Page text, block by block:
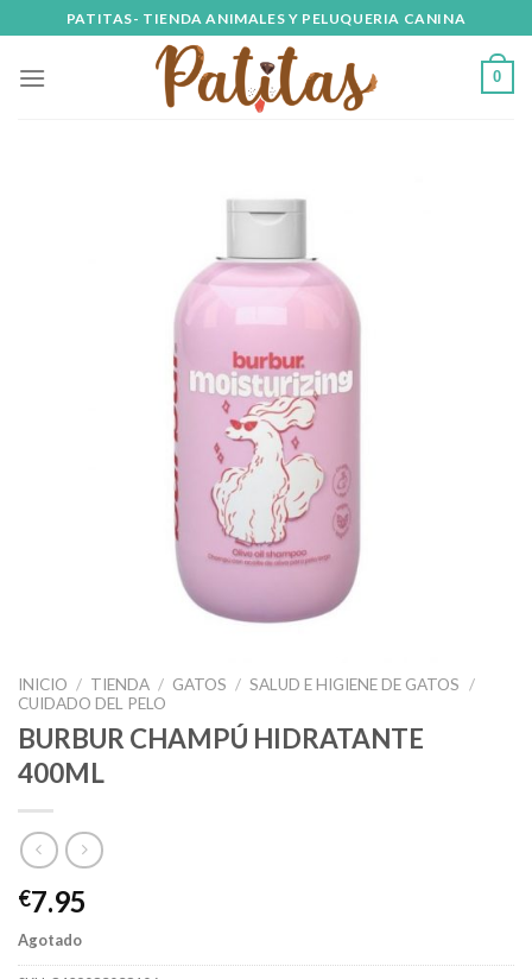
to
content
PATITAS- TIENDA ANIMALES Y PELUQUERIA CANINA
0
INICIO / TIENDA / GATOS / SALUD E HIGIENE DE GATOS
/
CUIDADO DEL PELO
BURBUR CHAMPÚ HIDRATANTE
400ML
€7.95
Agotado